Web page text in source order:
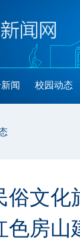
闻 校园动态
文化
色房山